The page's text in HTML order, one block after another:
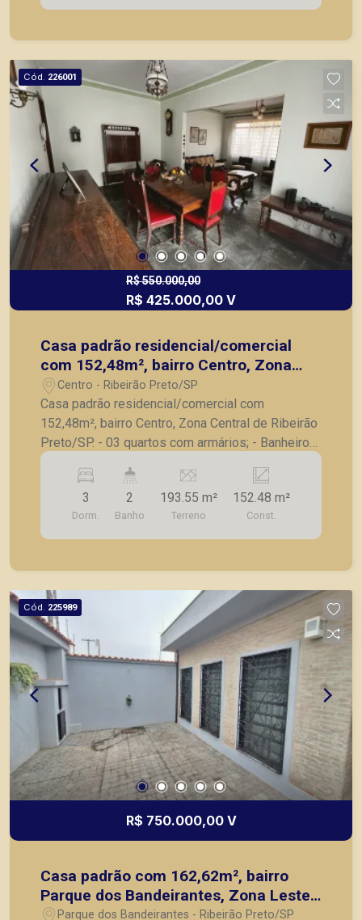
vendas de imóveis prontos, usados ou mesmo
Cód. 226001
R$ 550.000,00
R$ 425.000,00 V
Casa padrão residencial/comercial
com 152,48m², bairro Centro, Zona
Central de Ribeirão Preto/SP.
Centro - Ribeirão Preto/SP
Casa padrão residencial/comercial com
152,48m², bairro Centro, Zona Central de Ribeirão
Preto/SP. - 03 quartos com armários; - Banheiro
social; - Sala para 2 ambientes; - Cozinha com
armários; - Despensa; - Lavanderia; - Banheiro de
serviço; - Corredor lateral; - Jardim. A Piramid
tem como objetivo atender seus clientes com
agilidade e segurança, em locação, vendas de
Preto.
3
Dorm.
2
Banho
193.55 m²
Terreno
152.48 m²
Const.
Cód. 225989
R$ 750.000,00 V
Casa padrão com 162,62m², bairro
Parque dos Bandeirantes, Zona Leste
de Ribeirão Preto/SP.
Parque dos Bandeirantes - Ribeirão Preto/SP